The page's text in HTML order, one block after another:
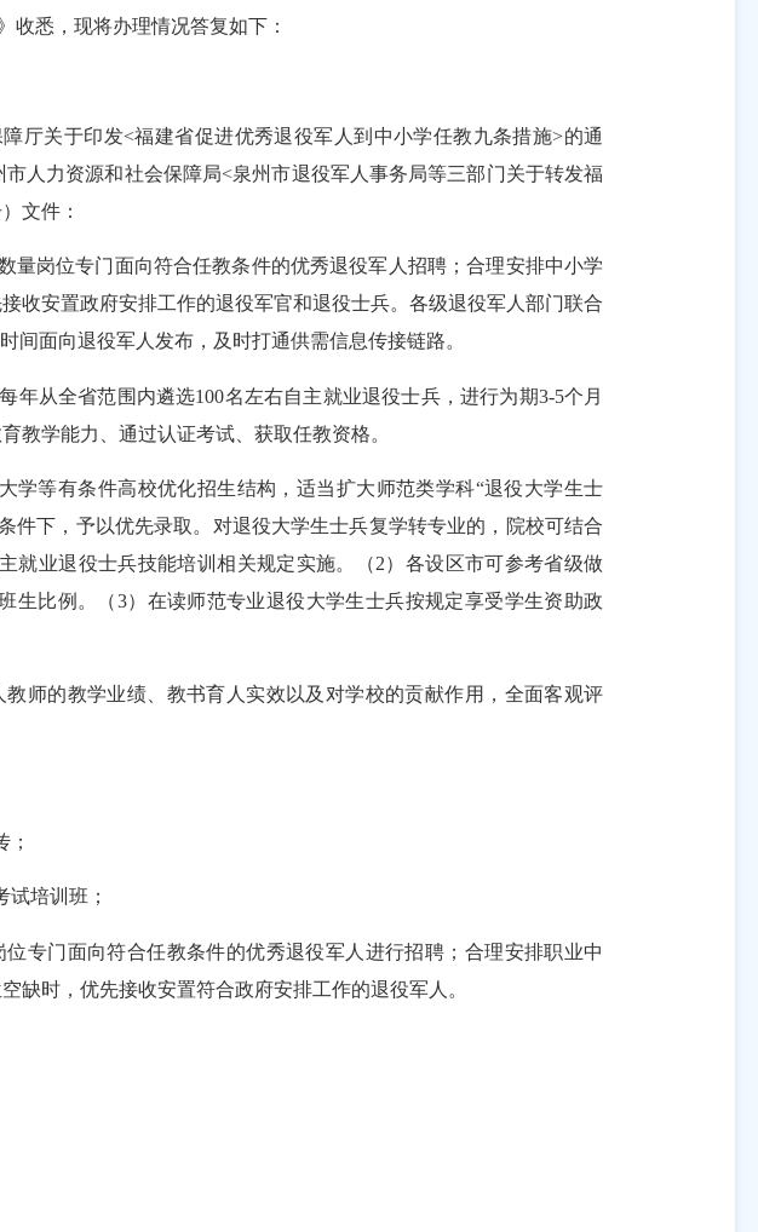
收悉，现将办理情况答复如下：
厅关于印发<福建省促进优秀退役军人到中小学任教九条措施>的通
人力资源和社会保障局<泉州市退役军人事务局等三部门关于转发福
文件：
岗位专门面向符合任教条件的优秀退役军人招聘；合理安排中小学
收安置政府安排工作的退役军官和退役士兵。各级退役军人部门联合
间面向退役军人发布，及时打通供需信息传接链路。
从全省范围内遴选100名左右自主就业退役士兵，进行为期3-5个月
教学能力、通过认证考试、获取任教资格。
学等有条件高校优化招生结构，适当扩大师范类学科“退役大学生士
下，予以优先录取。对退役大学生士兵复学转专业的，院校可结合
就业退役士兵技能培训相关规定实施。（2）各设区市可参考省级做
生比例。（3）在读师范专业退役大学生士兵按规定享受学生资助政
教师的教学业绩、教书育人实效以及对学校的贡献作用， 全面客观评
培训班；
专门面向符合任教条件的优秀退役军人进行招聘；合理安排职业中
缺时， 优先接收安置符合政府安排工作的退役军人 。